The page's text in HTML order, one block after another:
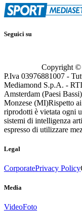
Seguici su
Copyright ©
P.Iva 03976881007 -
Mediamond S.p.A. -
Amsterdam (Paesi
Monzese (MI)Rispetto
riprodotti è vietata ogni
sistemi di intelligenza
espresso di utilizzare
Legal
CorporatePrivacy Policy
Media
VideoFoto